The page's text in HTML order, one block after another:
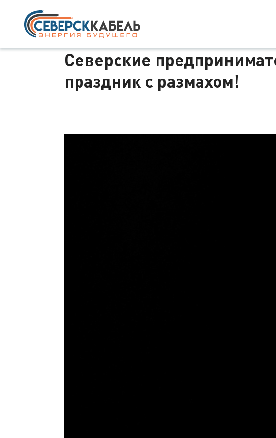
Северские
праздник с размахом!